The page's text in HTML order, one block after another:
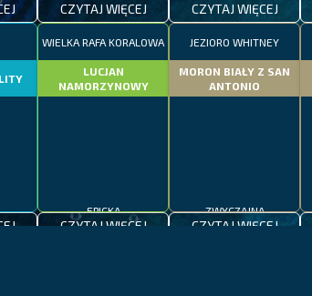
CZYTAJ WIĘCEJ CZYTAJ WIĘCEJ
WIELKA RAFA KORALOWA
LUCJAN
NAMORZYNOWY
CZYTAJ WIĘCEJ
JEZIORO WHITNEY
MORON BIAŁY Z SAN
ANTONIO
CZYTAJ WIĘCEJ